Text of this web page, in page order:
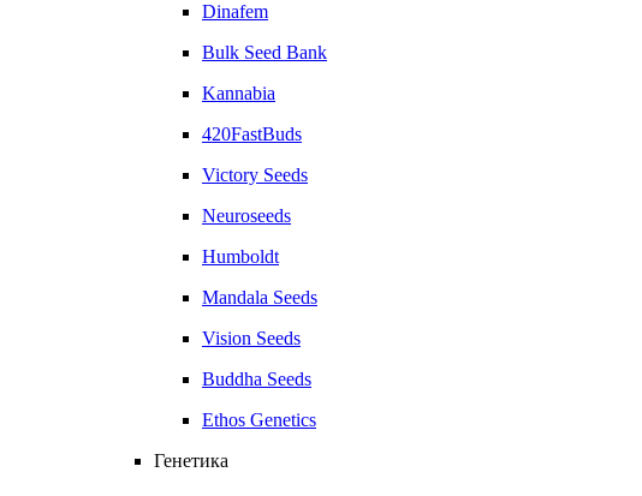
Dinafem
Bulk Seed Bank
Kannabia
420FastBuds
Victory Seeds
Neuroseeds
Humboldt
Mandala Seeds
Vision Seeds
Buddha Seeds
Ethos Genetics
Генетика